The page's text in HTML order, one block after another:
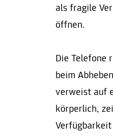
als fragile
öffnen.
Die Telefone
beim
verweist auf
körperlich,